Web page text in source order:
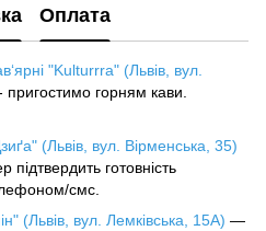
Оплата
"Kulturrra" (Львів, вул.
пригостимо горням кави.
(Львів, вул. Вірменська, 35)
готовність
смс.
(Львів, вул. Лемківська, 15А) —